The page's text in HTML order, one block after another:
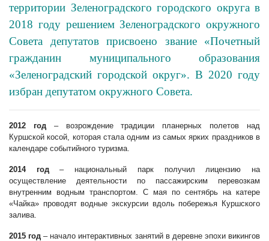
территории Зеленоградского городского округа в
2018 году решением Зеленоградского окружного
Совета депутатов присвоено звание «Почетный
гражданин муниципального образования
«Зеленоградский городской округ». В 2020 году
избран депутатом окружного Совета.
2012 год– возрождение традиции планерных полетов над
Куршской косой, которая стала одним из самых ярких праздников в
календаре событийного туризма.
2014 год– национальный парк получил лицензию на
осуществление деятельности по пассажирским перевозкам
внутренним водным транспортом. С мая по сентябрь на катере
«Чайка» проводят водные экскурсии вдоль побережья Куршского
залива.
2015 год – начало интерактивных занятий в деревне эпохи викингов